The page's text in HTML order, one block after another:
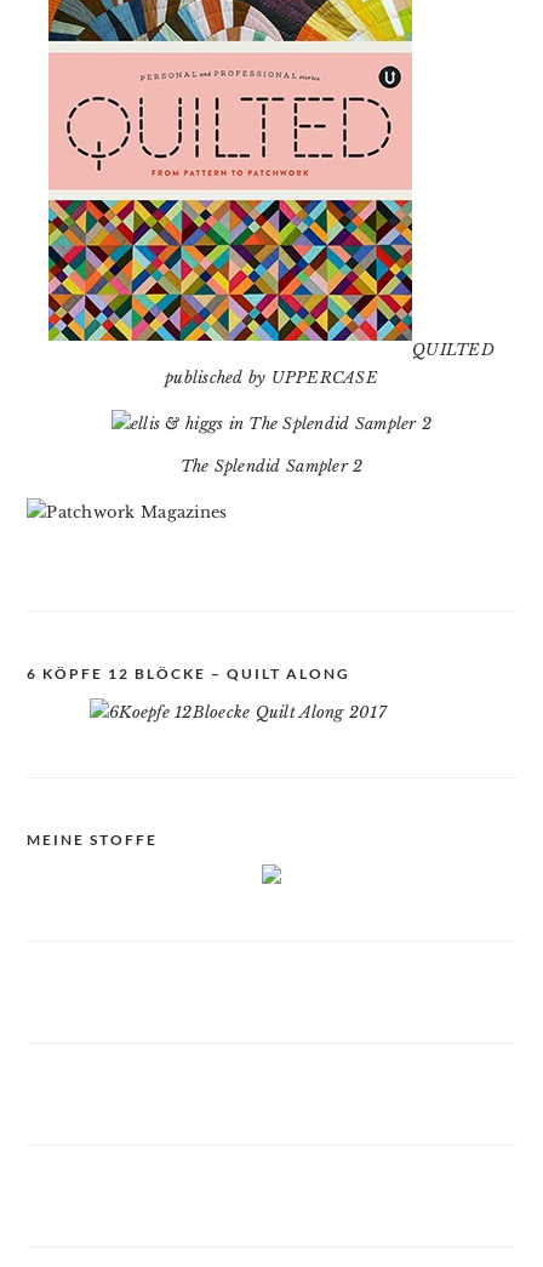
QUILTED
publisched by UPPERCASE
The Splendid Sampler 2
6 KÖPFE 12 BLÖCKE – QUILT ALONG
MEINE STOFFE